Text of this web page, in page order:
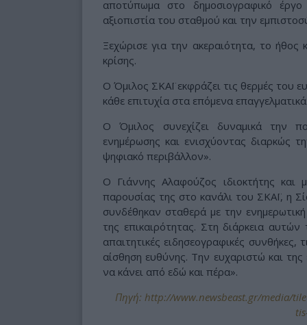
αποτύπωμα στο δημοσιογραφικό
αξιοπιστία του σταθμού και την
Ξεχώρισε για την ακεραιότητα, το
κρίσης.
Ο Όμιλος ΣΚΑΪ εκφράζει τις θερμές του
κάθε επιτυχία στα επόμενα
Ο Όμιλος συνεχίζει δυναμικά την
ενημέρωσης και ενισχύοντας διαρκώς
ψηφιακό περιβάλλον».
Ο Γιάννης Αλαφούζος ιδιοκτήτης
παρουσίας της στο κανάλι του ΣΚΑΪ, η
συνδέθηκαν σταθερά με την
της επικαιρότητας. Στη διάρκεια αυτών
απαιτητικές ειδησεογραφικές
αίσθηση ευθύνης. Την ευχαριστώ και της
να κάνει από εδώ και πέρα».
Πηγή: http://www.newsbeast.gr/media/